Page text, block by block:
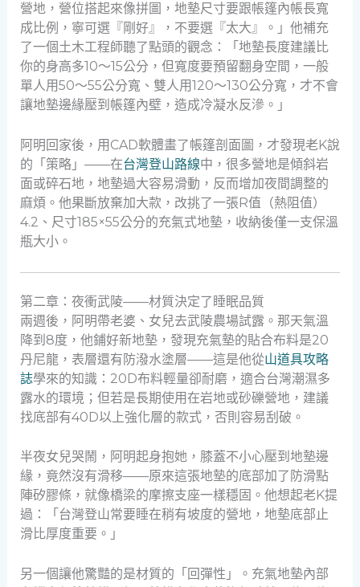
營地，營位搭起來像拼圖，地墊尺寸要跟帳篷內帳長寬
成比例，寧可選『剛好』，不要選『太大』。」他補充
了一個土木工程師聽了點頭的觀念：「地墊長度建議比
你的身高多10～15公分，但寬度要預留翻身空間，一般
單人用50～55公分寬、雙人用120～130公分寬，才不會
讓地墊邊緣壓到帳篷內壁，造成冷凝水反滲。」
阿明回家後，用CAD軟體畫了帳篷剖面圖，才發現老K說
的「策略」——在台灣登山路線中，很多營地是傾斜岩
面或碎石地，地墊過大容易滑動，反而增加夜間調整的
麻煩。他果斷放棄加大款，改挑了一張R值（熱阻值）
4.2、尺寸185×55公分的充氣式地墊，收納後僅一支保溫
瓶大小。
第二章：夜衝武陵——材質決定了睡眠品質
兩週後，阿明帶老婆、女兒去武陵農場試露。那天氣溫
降到8度，他鋪好新地墊，發現充氣墊的貼合布料是20
丹尼龍，表層還有防潑水塗層——這是他從山道具攻略
誌學來的知識：20D布料輕量卻耐磨，適合台灣潮濕多
露水的環境；但若是長期使用在岩地或砂礫營地，建議
找底部有40D以上強化層的款式，否則容易刮破。
半夜女兒哭鬧，阿明起身抱她，膝蓋不小心壓到地墊邊
緣，竟然沒有滑移——原來這張地墊的底部加了防滑點
陣矽膠條，就像橋梁的摩擦支座一樣穩固。他想起老K提
過：「台灣登山常要睡在稍有坡度的營地，地墊底部止
滑比厚度重要。」
另一個讓他驚豔的是材質的「回彈性」。充氣地墊內部